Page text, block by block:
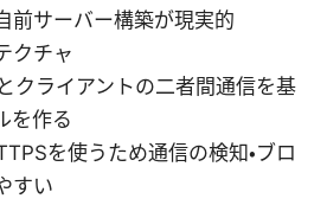
前サーバー構築が現実的
クチャ
クライアントの二者間通信を基
を作る
を使うため通信の検知・ブロ
すい